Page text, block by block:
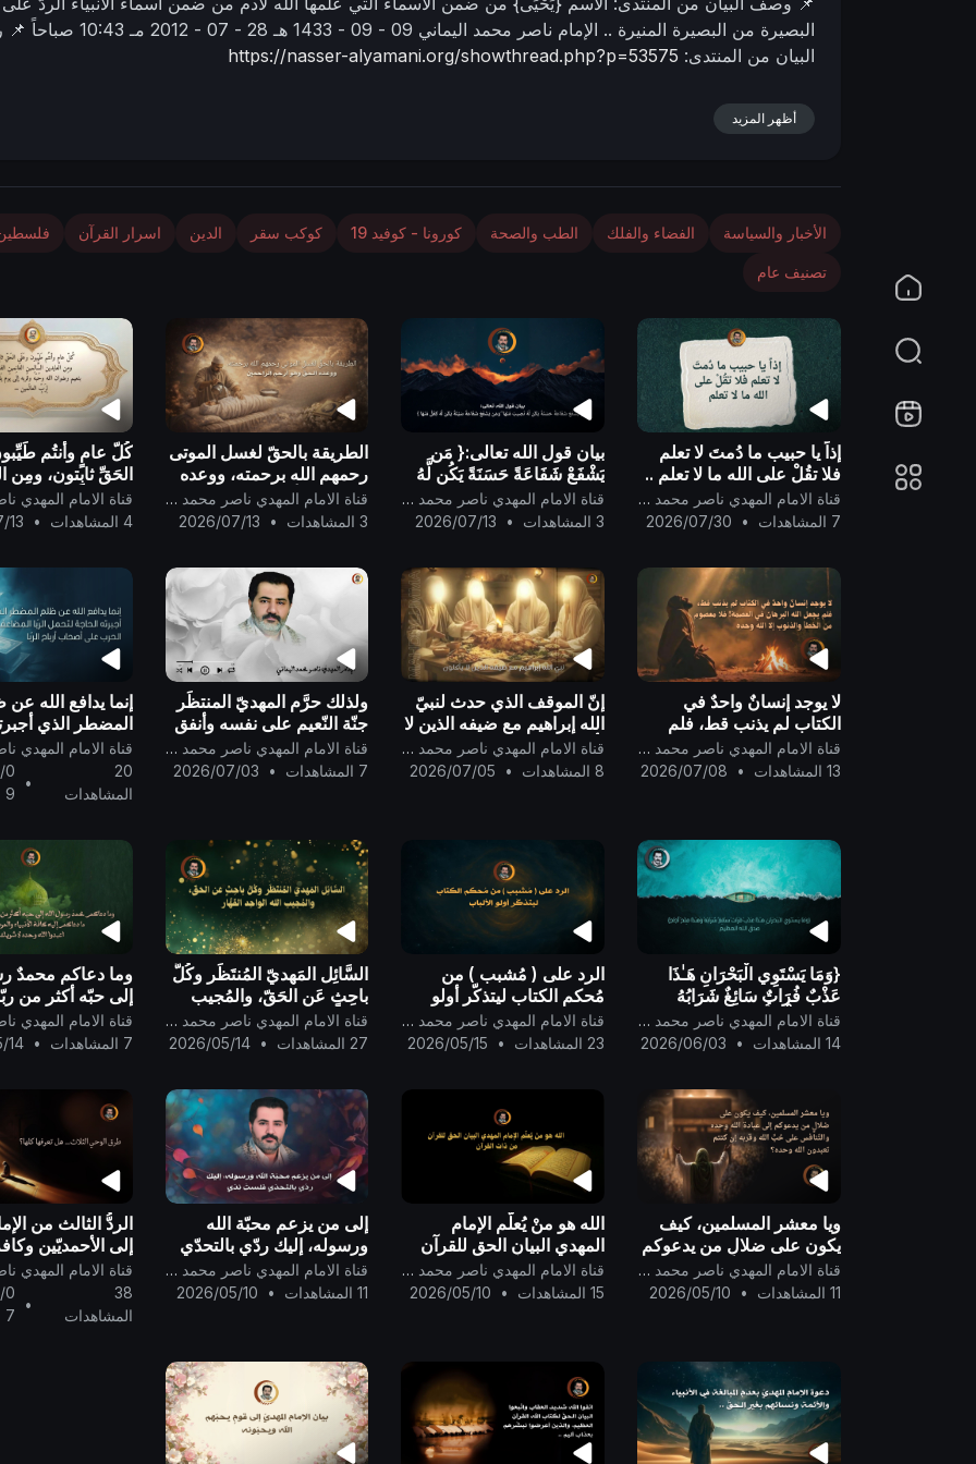
nالبصيرة من البصيرة المنيرة .. الإمام ناصر محمد اليماني 09 - 09 - 1433 هـ 28 - 07 - 2012 مـ 10:43 صباحاً
📌
البيان من المنتدى: https://nasser-alyamani.org/showthread.php?p=53575
أظهر المزيد
الأخبار والسياسة الفضاء والفلك الطب والصحة كورونا - كوفيد 19 كوكب سقر الدين اسرار القرآن
تصنيف عام
إذاً يا حبيب ما دُمتَ لا تعلم
فلا تقُلْ على الله ما لا تعلم ..
قناة الامام المهدي ناصر محمد اليماني
7 المشاهدات
•
2026/07/30
بيان قول الله تعالى:{ مَن
يَشْفَعْ شَفَاعَةً حَسَنَةً يَكُن لَّهُ
نَصِيبٌ مِّنْهَا ۖ وَمَن يَشْفَعْ
شَفَاعَةً سَيِّئَةً يَكُن لَّهُ كِفْلٌ م
قناة الامام المهدي ناصر محمد اليماني
3 المشاهدات
•
2026/07/13
الطريقة بالحقّ لغسل الموتى
رحمهم الله برحمته، ووعده
الحقّ وهو أرحم الراحمين .. قناة الامام المهدي ناصر محمد اليماني
3 المشاهدات
•
2026/07/13
كُلّ عامٍ وأنتُم
الحَقِّ ثابِتون، ومِن
السَّالِمين الغَانِمين
بنعيم رضوان الله
4 المشاهدات
•
13
لا يوجد إنسانٌ واحدٌ في
الكتاب لم يذنب قط، فلم
يجعل الله البرهانَ في
العصمة! فلا معصوم من
قناة الامام المهدي ناصر محمد اليماني
13 المشاهدات
•
2026/07/08
إنّ الموقف الذي حدث لنبيّ
الله إبراهيم مع ضيفه الذين لا
يأكلون شبيهٌ بمواقف الكاميرا
الخفيّة..
قناة الامام المهدي ناصر محمد اليماني
8 المشاهدات
•
2026/07/05
ولذلك حرَّم المهديّ المنتظَر
جنّة النّعيم على نفسه وأنفق
درجته فيها لجدّه محمد
رسول الله..
قناة الامام المهدي ناصر محمد اليماني
7 المشاهدات
•
2026/07/03
إنما يدافع الله
المضطر الذي
لتحمل الرّبا
الحرب على أصحاب
الرّبا ..
20
المشاهدات
•
0
9
{وَمَا يَسْتَوِي الْبَحْرَانِ هَـٰذَا
عَذْبٌ فُرَاتٌ سَائِغٌ شَرَابُهُ
وَهَـٰذَا مِلْحٌ أُجَاجٌ} صدق الله
العظيم ..
قناة الامام المهدي ناصر محمد اليماني
14 المشاهدات
•
2026/06/03
الرد على ( مُشبب ) من
مُحكم الكتاب ليتذكّر أولو
الألباب ..
قناة الامام المهدي ناصر محمد اليماني
23 المشاهدات
•
2026/05/15
السَّائِل المَهديّ المُنتَظَر وكُلُّ
باحِثٍ عَن الحَقّ، والمُجيب
الله الواحِد القَهَّار ..
قناة الامام المهدي ناصر محمد اليماني
27 المشاهدات
•
2026/05/14
وما دعاكم محمدٌ
إلى حبّه أكثر من
دعاكم إلى ما
كافة الأنبياء
7 المشاهدات
•
14
ويا معشر المسلمين، كيف
يكون على ضلالٍ من يدعوكم
إلى عبادة الله وحده
والتّنافس على حُبِّ الله
قناة الامام المهدي ناصر محمد اليماني
11 المشاهدات
•
2026/05/10
الله هو منْ يُعلّم الإمام
المهدي البيان الحق للقرآن
من ذات القرآن ..
قناة الامام المهدي ناصر محمد اليماني
15 المشاهدات
•
2026/05/10
إلى من يزعم محبّة الله
ورسوله، إليك ردّي بالتحدّي
فلستَ نِدّي ..
قناة الامام المهدي ناصر محمد اليماني
11 المشاهدات
•
2026/05/10
الردُّ الثالث من
إلى الأحمديّين
المسلمين
أجمعين ..
38
المشاهدات
•
0
7